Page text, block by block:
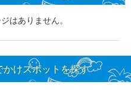
はありません。
けスポットを探す